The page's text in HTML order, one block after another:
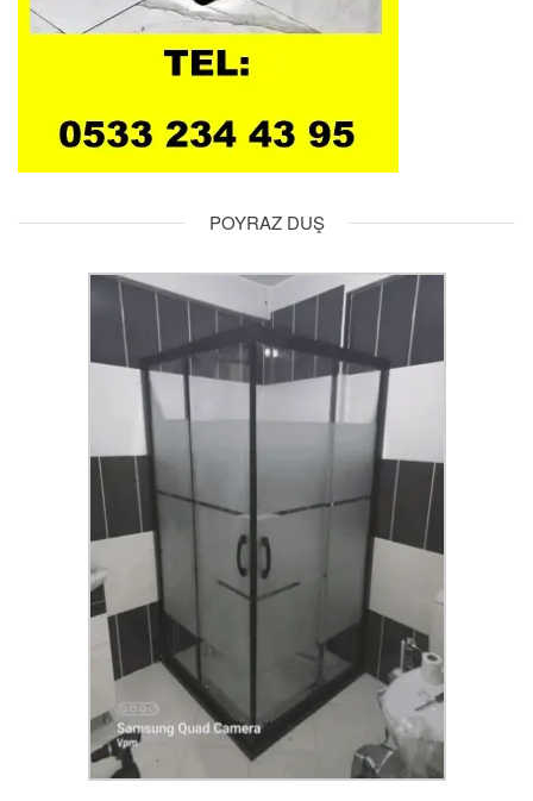
POYRAZ DUŞ